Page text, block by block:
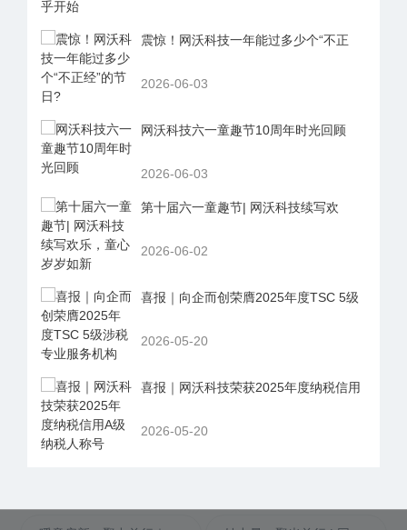
震惊！网沃科技一年能过多少个“不正
2026-06-03
网沃科技六一童趣节10周年时光回顾
2026-06-03
第十届六一童趣节| 网沃科技续写欢
2026-06-02
喜报｜向企而创荣膺2025年度TSC 5级
2026-05-20
喜报｜网沃科技荣获2025年度纳税信用
2026-05-20